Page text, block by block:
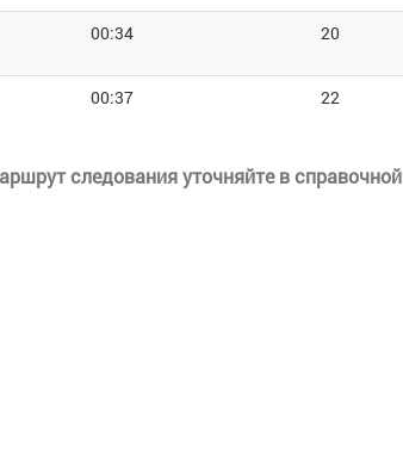
00:34 20
00:37 22
следования уточняйте в справочной